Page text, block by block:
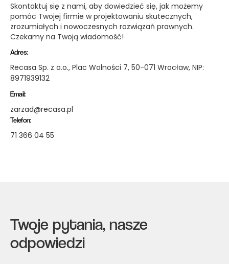
Skontaktuj się z nami, aby dowiedzieć się, jak możemy
pomóc Twojej firmie w projektowaniu skutecznych,
zrozumiałych i nowoczesnych rozwiązań prawnych.
Czekamy na Twoją wiadomość!
Adres:
Recasa Sp. z o.o., Plac Wolności 7, 50-071 Wrocław, NIP:
8971939132
Email:
zarzad@recasa.pl
Telefon:
71 366 04 55
Twoje pytania, nasze
odpowiedzi